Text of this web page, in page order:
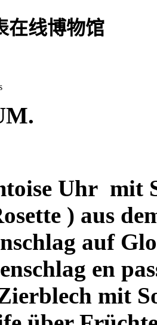
在线博物馆
Uhr mit
) aus
auf
en
mit